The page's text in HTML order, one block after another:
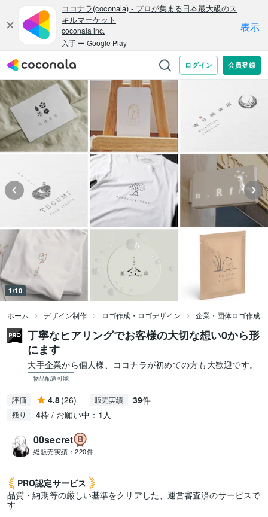
1/10
ホーム デザイン制作 ロゴ作成・ロゴデザイン 企業・団体ロゴ作成
丁寧なヒアリングでお客様の大切な想い0から形
にます
大手企業から個人様、ココナラが初めての方も大歓迎です。
物品配送可能
評価 4.8(26) 販売実績 39件
残り 4枠 / お願い中： 1 人
00secret
総販売実績： 220件
PRO認定サービス
品質・納期等の厳しい基準をクリアした、運営審査済のサービスで
す